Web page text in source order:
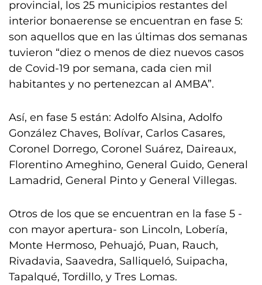
provincial, los 25 municipios restantes del
interior bonaerense se encuentran en fase 5:
son aquellos que en las últimas dos semanas
tuvieron “diez o menos de diez nuevos casos
de Covid-19 por semana, cada cien mil
habitantes y no pertenezcan al AMBA”.
Así, en fase 5 están: Adolfo Alsina, Adolfo
González Chaves, Bolívar, Carlos Casares,
Coronel Dorrego, Coronel Suárez, Daireaux,
Florentino Ameghino, General Guido, General
Lamadrid, General Pinto y General Villegas.
Otros de los que se encuentran en la fase 5 -
con mayor apertura- son Lincoln, Lobería,
Monte Hermoso, Pehuajó, Puan, Rauch,
Rivadavia, Saavedra, Salliqueló, Suipacha,
Tapalqué, Tordillo, y Tres Lomas.